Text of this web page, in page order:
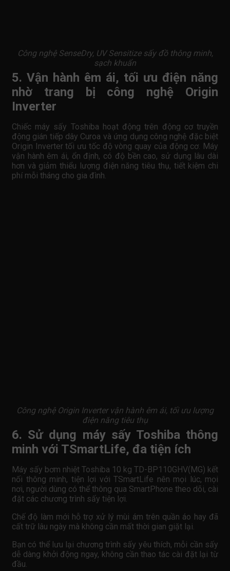
Công nghệ SenseDry, UV Sensitize sấy đồ thông minh,
sạch khuẩn
5. Vận hành êm ái, tối ưu điện năng
nhờ trang bị công nghệ Origin
Inverter
Chiếc máy sấy Toshiba hoạt động trên động cơ truyền
động gián tiếp dây Curoa và ứng dụng công nghệ đặc biệt
Origin Inverter tối ưu tốc độ vòng quay của động cơ. Máy
vận hành êm ái, ổn định, có độ bền cao, sử dụng lâu dài
hơn và giảm thiểu lượng điện năng tiêu thụ, tiết kiệm chi
phí mỗi tháng cho gia đình.
Công nghệ Origin Inverter vận hành êm ái, tối ưu lượng
điện năng tiêu thụ
6. Sử dụng máy sấy Toshiba thông
minh với TSmartLife, đa tiện ích
Máy sấy bơm nhiệt Toshiba 10 kg TD-BP110GHV(MG) kết
nối thông minh, tiện lợi với TSmartLife nên mọi lúc, mọi
nơi, người dùng có thể thông qua SmartPhone theo dõi, cài
đặt các chương trình sấy tiện lợi.
Chế độ làm mới hỗ trợ xử lý mùi ám trên quần áo hay đã
cất trữ lâu ngày mà không cần mất thời gian giặt lại.
Bạn có thể lưu lại chương trình sấy yêu thích, mỗi cần sấy
dễ dàng khởi động ngay, không cần thao tác cài đặt lại từ
đầu.